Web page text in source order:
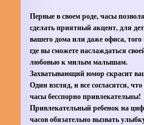
Первые в своем роде, часы
сделать приятный акцент, для
вашего дома или даже офиса, того
где вы сможете наслаждаться
любовью к милым малышам.
Захватывающий юмор скрасит
Один взгляд, и все согласятся, что
часы бесспорно привлекательны!
Привлекательный ребенок на
часов обязательно вызвать